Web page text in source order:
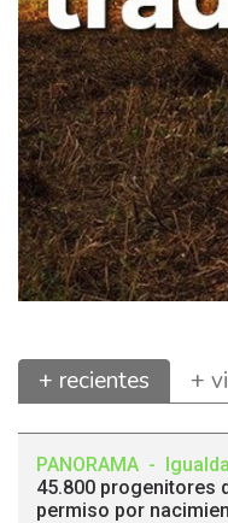
+ recientes +
PANORAMA -
45.800 progenitores
permiso por